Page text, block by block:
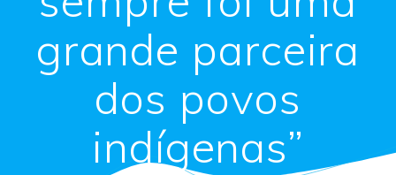
grande parceira
dos povos
indígenas”